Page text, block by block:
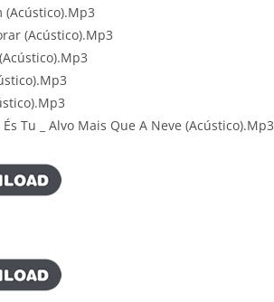
(Acústico).Mp3
(Acústico).Mp3
Tu _ Alvo Mais Que A Neve (Acústico).Mp3